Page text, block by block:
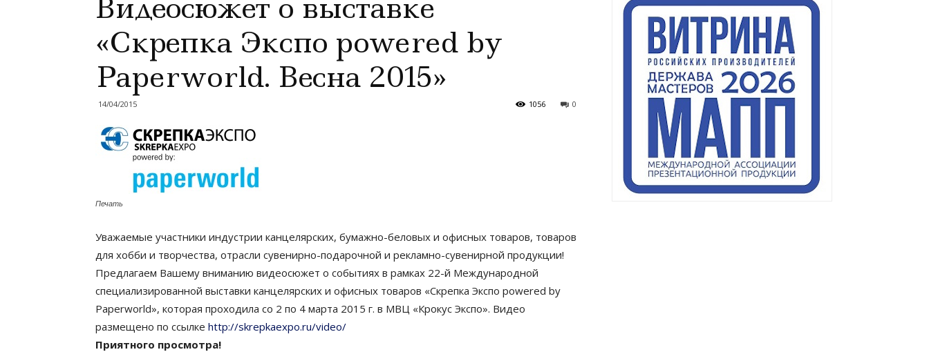
«Скрепка Экспо powered by
Paperworld. Весна 2015»
14/04/2015 0
1056
Печать
Уважаемые участники индустрии канцелярских, бумажно-беловых и офисных товаров, товаров
для хобби и творчества, отрасли сувенирно-подарочной и рекламно-сувенирной продукции!
Предлагаем Вашему вниманию видеосюжет о событиях в рамках 22-й Международной
специализированной выставки канцелярских и офисных товаров «Скрепка Экспо powered by
Paperworld», которая проходила со 2 по 4 марта 2015 г. в МВЦ «Крокус Экспо». Видео
размещено по ссылке http://skrepkaexpo.ru/video/
Приятного просмотра!